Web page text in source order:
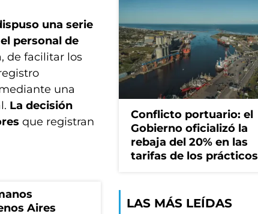
una serie
personal de
de facilitar los
una
La decisión
que registran
Aires
Conflicto portuario: el
Gobierno oficializó la
rebaja del 20% en las
tarifas de los prácticos
LAS MÁS LEÍDAS